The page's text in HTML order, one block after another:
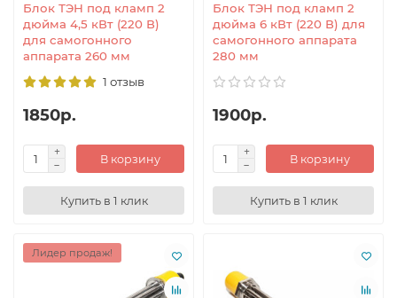
Блок ТЭН под кламп 2
дюйма 4,5 кВт (220 В)
для самогонного
аппарата 260 мм
1 отзыв
1850р.
В корзину
Купить в 1 клик
Блок ТЭН под кламп 2
дюйма 6 кВт (220 В) для
самогонного аппарата
280 мм
1900р.
В корзину
Купить в 1 клик
Лидер продаж!